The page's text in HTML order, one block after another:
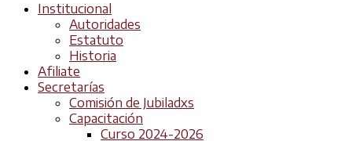
Institucional
Autoridades
Estatuto
Historia
Afiliate
Secretarías
Comisión de Jubiladxs
Capacitación
Curso 2024-2026